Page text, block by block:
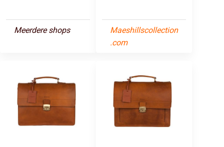
Meerdere shops
Maeshillscollection
.com